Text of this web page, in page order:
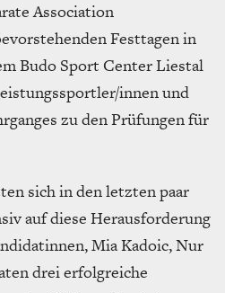
Association
Festtagen in
Budo Sport Center Liestal
innen und
zu den Prüfungen für
sich in den letzten paar
auf diese Herausforderung
Mia Kadoic, Nur
drei erfolgreiche